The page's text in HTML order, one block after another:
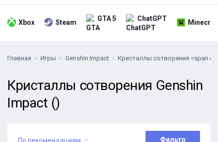
Xbox Steam GTA 5 ChatGPT
Главная Игры Genshin Impact Кристаллы сотворения <span
Кристаллы сотворения Genshin
Impact ()
Фильтр